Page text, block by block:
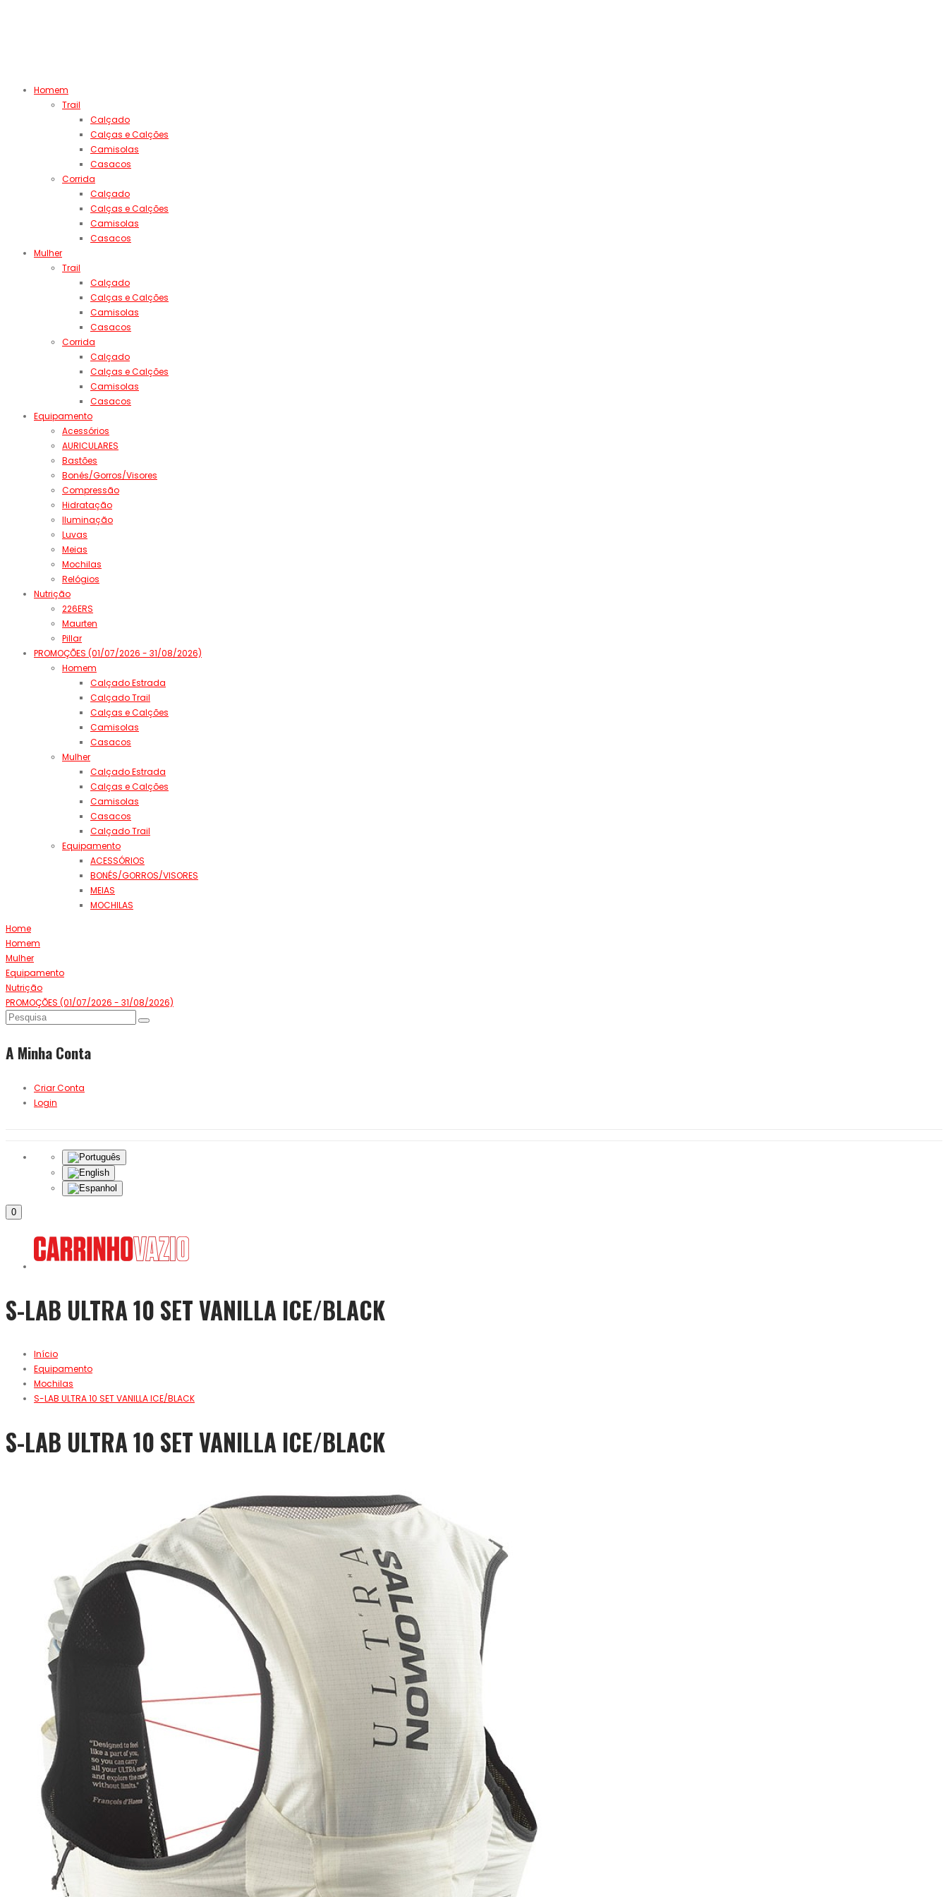
Homem
Trail
Calçado
Calças e Calções
Camisolas
Casacos
Corrida
Calçado
Calças e Calções
Camisolas
Casacos
Mulher
Trail
Calçado
Calças e Calções
Camisolas
Casacos
Corrida
Calçado
Calças e Calções
Camisolas
Casacos
Equipamento
Acessórios
AURICULARES
Bastões
Bonés/Gorros/Visores
Compressão
Hidratação
Iluminação
Luvas
Meias
Mochilas
Relógios
Nutrição
226ERS
Maurten
Pillar
PROMOÇÕES (01/07/2026 - 31/08/2026)
Homem
Calçado Estrada
Calçado Trail
Calças e Calções
Camisolas
Casacos
Mulher
Calçado Estrada
Calças e Calções
Camisolas
Casacos
Calçado Trail
Equipamento
ACESSÓRIOS
BONÉS/GORROS/VISORES
MEIAS
MOCHILAS
Home
Homem
Mulher
Equipamento
Nutrição
PROMOÇÕES (01/07/2026 - 31/08/2026)
A Minha Conta
Criar Conta
Login
0
S-LAB ULTRA 10 SET VANILLA ICE/BLACK
Início
Equipamento
Mochilas
S-LAB ULTRA 10 SET VANILLA ICE/BLACK
S-LAB ULTRA 10 SET VANILLA ICE/BLACK